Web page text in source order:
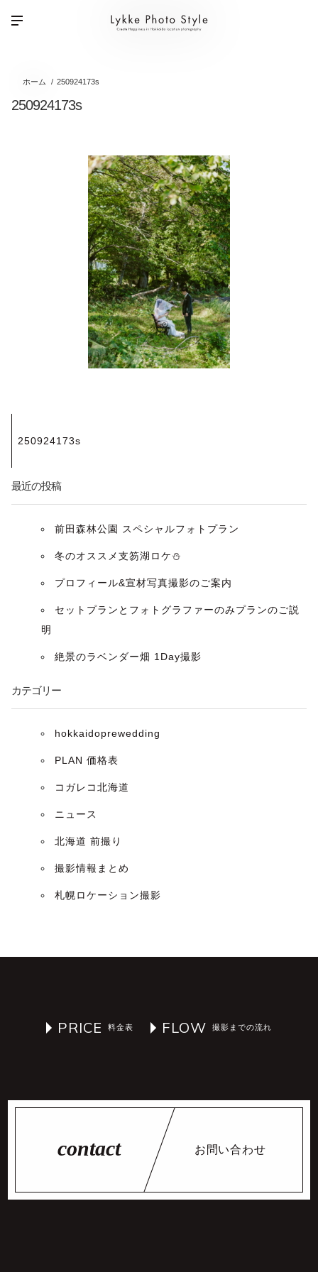
ホーム 250924173s
250924173s
稿
ナ
ン
250924173s
最近の投稿
前田森林公園 スペシャルフォトプラン
冬のオススメ支笏湖ロケ⛄️
プロフィール&宣材写真撮影のご案内
セットプランとフォトグラファーのみプランのご説
明
絶景のラベンダー畑 1Day撮影
カテゴリー
hokkaidoprewedding
PLAN 価格表
コガレコ北海道
ニュース
北海道 前撮り
撮影情報まとめ
札幌ロケーション撮影
PRICE FLOW
お問い合わせ